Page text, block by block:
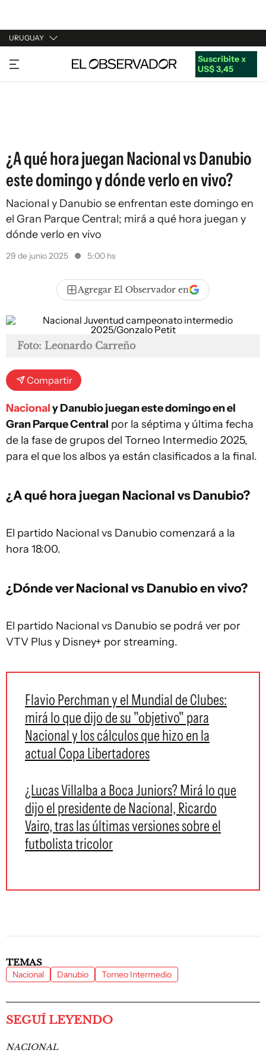
URUGUAY
URUGUAY
ARGENTINA
Suscribite x
US$ 3,45
¿A qué hora juegan Nacional vs Danubio
este domingo y dónde verlo en vivo?
Nacional y Danubio se enfrentan este domingo en
el Gran Parque Central; mirá a qué hora juegan y
dónde verlo en vivo
29 de junio 2025 5:00 hs
Agregar El Observador en
Foto: Leonardo Carreño
Compartir
Nacionaly Danubio juegan este domingo en el
Gran Parque Central por la séptima y última fecha
de la fase de grupos del Torneo Intermedio 2025,
para el que los albos ya están clasificados a la final.
¿A qué hora juegan Nacional vs Danubio?
El partido Nacional vs Danubio comenzará a la
hora 18:00.
¿Dónde ver Nacional vs Danubio en vivo?
El partido Nacional vs Danubio se podrá ver por
VTV Plus y Disney+ por streaming.
Flavio Perchman y el Mundial de Clubes:
mirá lo que dijo de su "objetivo" para
Nacional y los cálculos que hizo en la
actual Copa Libertadores
¿Lucas Villalba a Boca Juniors? Mirá lo que
dijo el presidente de Nacional, Ricardo
Vairo, tras las últimas versiones sobre el
futbolista tricolor
TEMAS
Nacional Danubio Torneo Intermedio
SEGUÍ LEYENDO
NACIONAL